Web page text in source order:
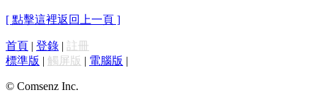
[ 點擊這裡返回上一頁 ]
首頁 | 登錄 | 註冊
標準版 | 觸屏版 | 電腦版 |
© Comsenz Inc.